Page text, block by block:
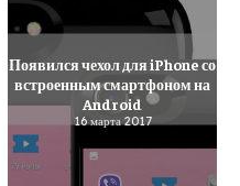
Появился чехол для iPhone со
встроенным смартфоном на
Android
16 марта 2017